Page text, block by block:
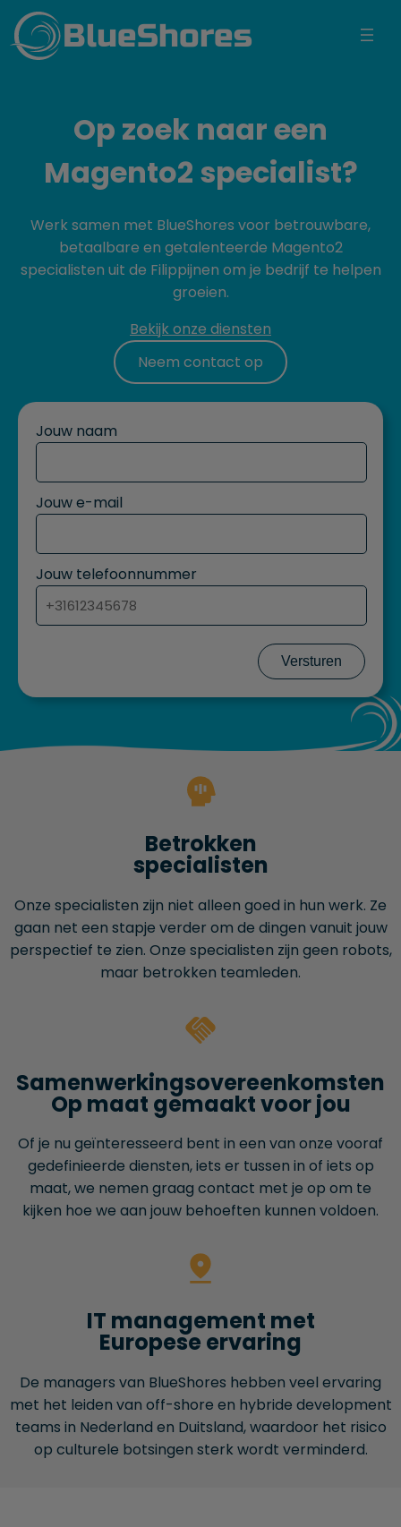
BlueShores
Op zoek naar een
Magento2 specialist?
Werk samen met BlueShores voor betrouwbare,
betaalbare en getalenteerde Magento2
specialisten uit de Filippijnen om je bedrijf te helpen
groeien.
Bekijk onze diensten
Neem contact op
Jouw naam
Jouw e-mail
Jouw telefoonnummer
Versturen
Betrokken
specialisten
Onze specialisten zijn niet alleen goed in hun werk. Ze
gaan net een stapje verder om de dingen vanuit jouw
perspectief te zien. Onze specialisten zijn geen robots,
maar betrokken teamleden.
Samenwerkings­overeenkomsten
Op maat gemaakt voor jou
Of je nu geïnteresseerd bent in een van onze vooraf
gedefinieerde diensten, iets er tussen in of iets op
maat, we nemen graag contact met je op om te
kijken hoe we aan jouw behoeften kunnen voldoen.
IT management met
Europese ervaring
De managers van BlueShores hebben veel ervaring
met het leiden van off-shore en hybride development
teams in Nederland en Duitsland, waardoor het risico
op culturele botsingen sterk wordt verminderd.